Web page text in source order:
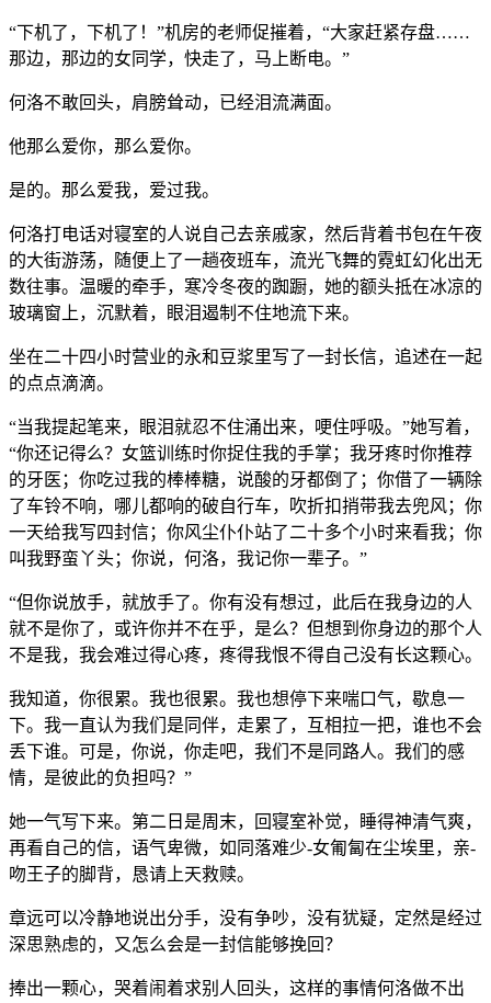
“下机了，下机了！”机房的老师促摧着，“大家赶紧存盘……
那边，那边的女同学，快走了，马上断电。”
何洛不敢回头，肩膀耸动，已经泪流满面。
他那么爱你，那么爱你。
是的。那么爱我，爱过我。
何洛打电话对寝室的人说自己去亲戚家，然后背着书包在午夜
的大街游荡，随便上了一趟夜班车，流光飞舞的霓虹幻化出无
数往事。温暖的牵手，寒冷冬夜的踟蹰，她的额头抵在冰凉的
玻璃窗上，沉默着，眼泪遏制不住地流下来。
坐在二十四小时营业的永和豆浆里写了一封长信，追述在一起
的点点滴滴。
“当我提起笔来，眼泪就忍不住涌出来，哽住呼吸。”她写着，
“你还记得么？女篮训练时你捉住我的手掌；我牙疼时你推荐
的牙医；你吃过我的棒棒糖，说酸的牙都倒了；你借了一辆除
了车铃不响，哪儿都响的破自行车，吹折扣捎带我去兜风；你
一天给我写四封信；你风尘仆仆站了二十多个小时来看我；你
叫我野蛮丫头；你说，何洛，我记你一辈子。”
“但你说放手，就放手了。你有没有想过，此后在我身边的人
就不是你了，或许你并不在乎，是么？但想到你身边的那个人
不是我，我会难过得心疼，疼得我恨不得自己没有长这颗心。
我知道，你很累。我也很累。我也想停下来喘口气，歇息一
下。我一直认为我们是同伴，走累了，互相拉一把，谁也不会
丢下谁。可是，你说，你走吧，我们不是同路人。我们的感
情，是彼此的负担吗？”
她一气写下来。第二日是周末，回寝室补觉，睡得神清气爽，
再看自己的信，语气卑微，如同落难少-女匍匐在尘埃里，亲-
吻王子的脚背，恳请上天救赎。
章远可以冷静地说出分手，没有争吵，没有犹疑，定然是经过
深思熟虑的，又怎么会是一封信能够挽回？
捧出一颗心，哭着闹着求别人回头，这样的事情何洛做不出